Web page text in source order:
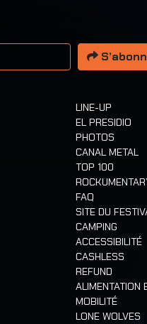
LINE-UP
EL PRESIDIO
PHOTOS
CANAL METAL
TOP 100
FAQ
SITE DU
CAMPING
ACCESSIBILITÉ
CASHLESS
REFUND
ALIMENTATION
MOBILITÉ
LONE WOLVES